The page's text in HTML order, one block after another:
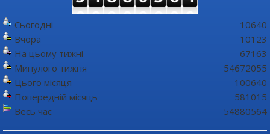
Сьогодні
Вчора
На цьому тижні
Минулого тижня
Цього місяця
Попередній місяць
Весь час
10640
10123
67163
54672055
100640
581015
54880564